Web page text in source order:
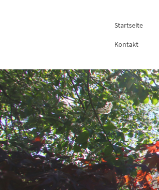
Startseite
Kontakt